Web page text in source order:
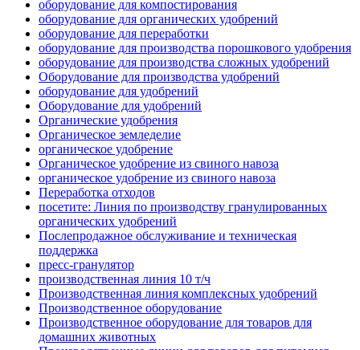
оборудование для компостирования
оборудование для органических удобрений
оборудование для переработки
оборудование для производства порошкового удобрения
оборудование для производства сложных удобрений
Оборудование для производства удобрений
оборудование для удобрений
Оборудование для удобрений
Органические удобрения
Органическое земледелие
органическое удобрение
Органическое удобрение из свиного навоза
органическое удобрение из свиного навоза
Переработка отходов
посетите: Линия по производству гранулированных
органических удобрений
Послепродажное обслуживание и техническая
поддержка
пресс-гранулятор
производственная линия 10 т/ч
Производственная линия комплексных удобрений
Производственное оборудование
Производственное оборудование для товаров для
домашних животных